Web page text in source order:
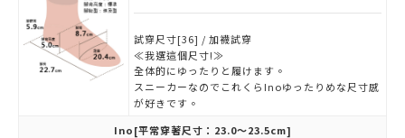
試穿尺寸[36] / 加襪試穿
≪我選這個尺寸!≫
全体的にゆったりと履けます。
スニーカーなのでこれくらInoゆったりめな尺寸感
が好きです。
Ino[平常穿著尺寸：23.0～23.5cm]